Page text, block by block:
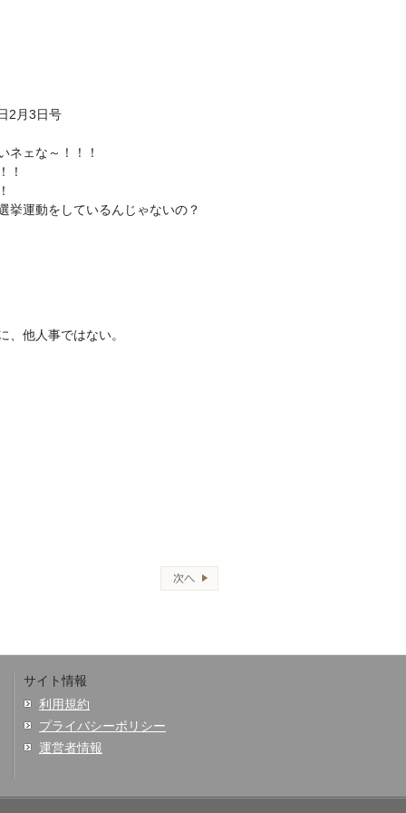
2月3日号
ネェな～！！！
！
運動をしているんじゃないの？
他人事ではない。
サイト情報
利用規約
プライバシーポリシー
運営者情報